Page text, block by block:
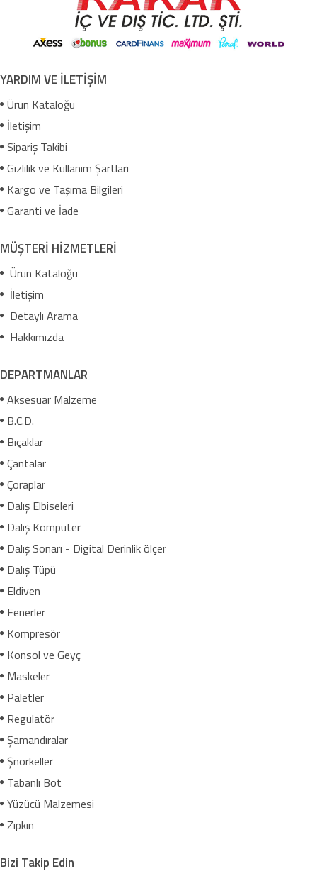
YARDIM VE İLETİŞİM
Ürün Kataloğu
İletişim
Sipariş Takibi
Gizlilik ve Kullanım Şartları
Kargo ve Taşıma Bilgileri
Garanti ve İade
MÜŞTERİ HİZMETLERİ
Ürün Kataloğu
İletişim
Detaylı Arama
Hakkımızda
DEPARTMANLAR
Aksesuar Malzeme
B.C.D.
Bıçaklar
Çantalar
Çoraplar
Dalış Elbiseleri
Dalış Komputer
Dalış Sonarı - Digital Derinlik ölçer
Dalış Tüpü
Eldiven
Fenerler
Kompresör
Konsol ve Geyç
Maskeler
Paletler
Regulatör
Şamandıralar
Şnorkeller
Tabanlı Bot
Yüzücü Malzemesi
Zıpkın
Bizi Takip Edin